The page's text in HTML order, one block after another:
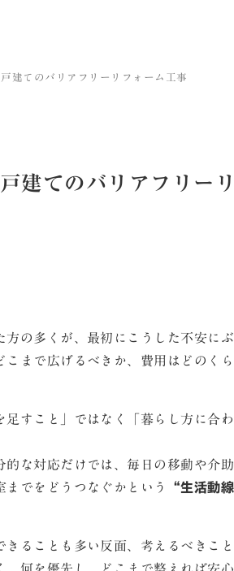
建てのバリアフリーリフォーム工事
建てのバリアフリー
の多くが、最初にこうした不安に
まで広げるべきか、費用はどのく
すこと」ではなく「暮らし方に合
な対応だけでは、毎日の移動や介
でをどうつなぐかという
“生活動
ることも多い反面、考えるべきこと